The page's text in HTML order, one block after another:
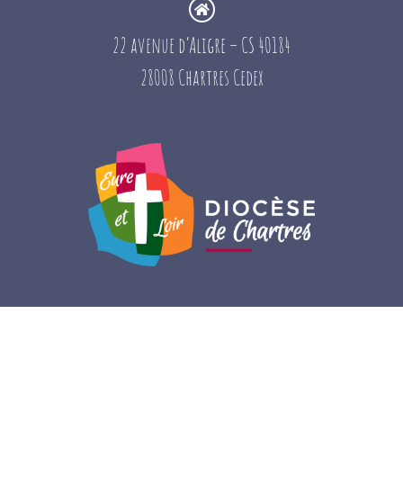
22 avenue d’Aligre – CS 40184
28008 Chartres Cedex